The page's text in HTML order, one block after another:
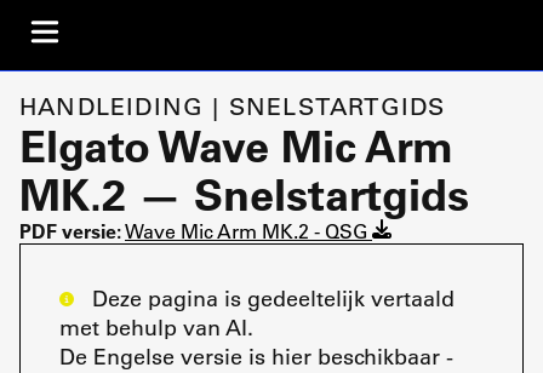
HANDLEIDING | SNELSTARTGIDS
Elgato Wave Mic Arm
MK.2 — Snelstartgids
PDF versie:Wave Mic Arm MK.2 - QSG
Deze pagina is gedeeltelijk vertaald
met behulp van AI.
De Engelse versie is hier beschikbaar -